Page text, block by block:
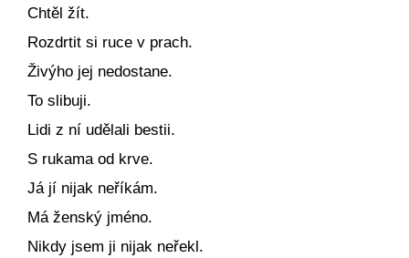
Chtěl žít.
Rozdrtit si ruce v prach.
Živýho jej nedostane.
To slibuji.
Lidi z ní udělali bestii.
S rukama od krve.
Já jí nijak neříkám.
Má ženský jméno.
Nikdy jsem ji nijak neřekl.